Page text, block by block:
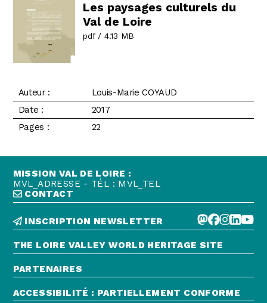
Les paysages culturels du
Val de Loire
pdf / 4.13 MB
Auteur :
Louis-Marie COYAUD
Date :
2017
Pages :
22
MISSION VAL DE LOIRE :
MVL_ADRESSE - TÉL : MVL_TEL
CONTACT
INSCRIPTION NEWSLETTER
THE LOIRE VALLEY WORLD HERITAGE SITE
PARTENAIRES
ACCESSIBILITÉ : PARTIELLEMENT CONFORME